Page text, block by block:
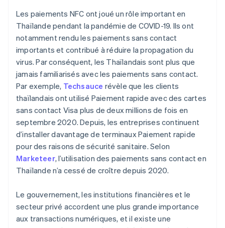
Les paiements NFC ont joué un rôle important en
Thaïlande pendant la pandémie de COVID-19. Ils ont
notamment rendu les paiements sans contact
importants et contribué à réduire la propagation du
virus. Par conséquent, les Thaïlandais sont plus que
jamais familiarisés avec les paiements sans contact.
Par exemple, Techsauce révèle que les clients
thaïlandais ont utilisé Paiement rapide avec des cartes
sans contact Visa plus de deux millions de fois en
septembre 2020. Depuis, les entreprises continuent
d’installer davantage de terminaux Paiement rapide
pour des raisons de sécurité sanitaire. Selon
Marketeer, l’utilisation des paiements sans contact en
Thaïlande n’a cessé de croître depuis 2020.
Le gouvernement, les institutions financières et le
secteur privé accordent une plus grande importance
aux transactions numériques, et il existe une